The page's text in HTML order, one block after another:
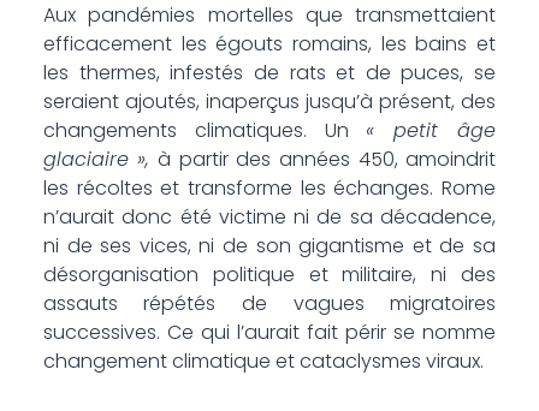
Aux pandémies mortelles que transmettaient
efficacement les égouts romains, les bains et
les thermes, infestés de rats et de puces, se
seraient ajoutés, inaperçus jusqu’à présent, des
changements climatiques. Un « petit âge
glaciaire », à partir des années 450, amoindrit
les récoltes et transforme les échanges. Rome
n’aurait donc été victime ni de sa décadence,
ni de ses vices, ni de son gigantisme et de sa
désorganisation politique et militaire, ni des
assauts répétés de vagues migratoires
successives. Ce qui l’aurait fait périr se nomme
changement climatique et cataclysmes viraux.